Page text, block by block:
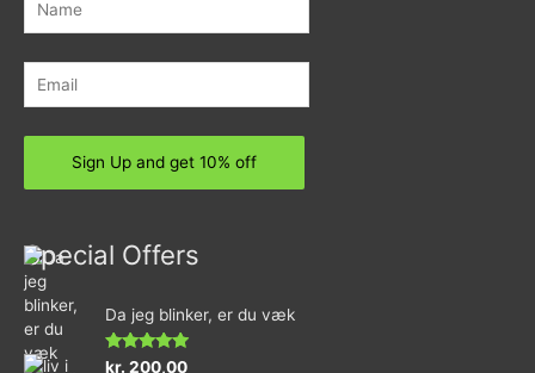
Special Offers
Da jeg blinker, er du væk
Rated4.73
kr. 200,00